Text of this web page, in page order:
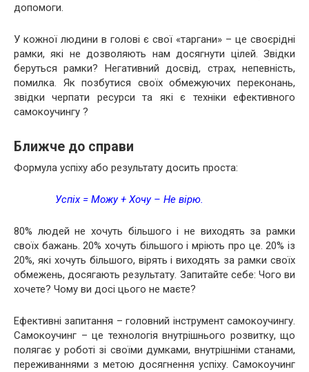
допомоги.
У кожної людини в голові є свої «таргани» – це своєрідні
рамки, які не дозволяють нам досягнути цілей. Звідки
беруться рамки? Негативний досвід, страх, непевність,
помилка. Як позбутися своїх обмежуючих переконань,
звідки черпати ресурси та які є техніки ефективного
самокоучингу ?
Ближче до справи
Формула успіху або результату досить проста:
Успіх = Можу + Хочу – Не вірю.
80% людей не хочуть більшого і не виходять за рамки
своїх бажань. 20% хочуть більшого і мріють про це. 20% із
20%, які хочуть більшого, вірять і виходять за рамки своїх
обмежень, досягають результату. Запитайте себе: Чого ви
хочете? Чому ви досі цього не маєте?
Ефективні запитання – головний інструмент самокоучингу.
Самокоучинг – це технологія внутрішнього розвитку, що
полягає у роботі зі своїми думками, внутрішніми станами,
переживаннями з метою досягнення успіху. Самокоучинг